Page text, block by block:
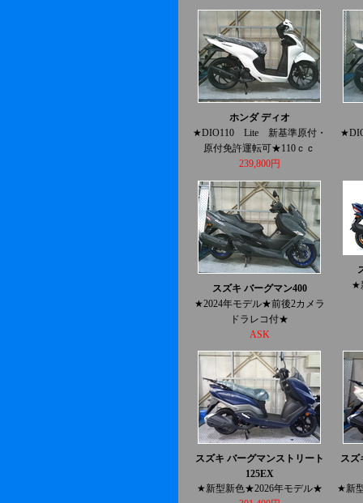
ホンダ ディオ
★DIO110 Lite 新基準原付・
原付免許運転可★110ｃｃ
239,800円
スズキ バーグマン400
★2024年モデル★前後2カメラ
ドラレコ付★
ASK
★
スズキ バーグマンストリート
125EX
★新型新色★2026年モデル★
スズ
★新